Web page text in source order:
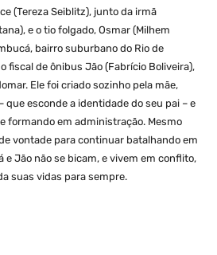
(Tereza Seiblitz), junto da irmã
e o tio folgado, Osmar (Milhem
bairro suburbano do Rio de
fiscal de ônibus Jão (Fabrício Boliveira),
Ele foi criado sozinho pela mãe,
que esconde a identidade do seu pai – e
formando em administração. Mesmo
vontade para continuar batalhando em
e Jão não se bicam, e vivem em conflito,
suas vidas para sempre.